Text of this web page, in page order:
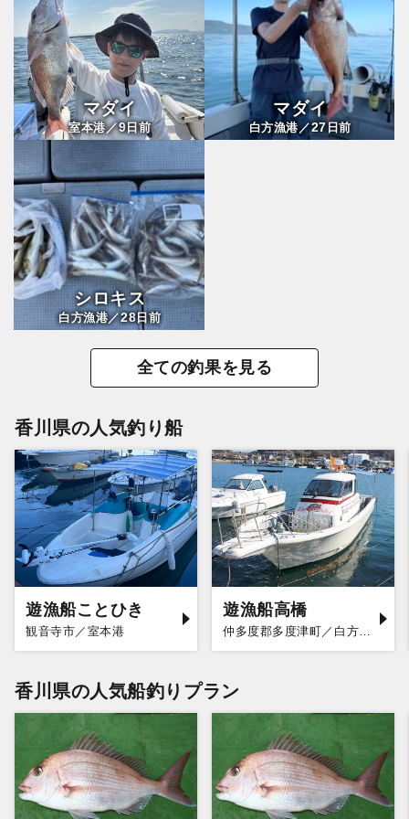
マダイ
室本港／9日前
マダイ
白方漁港／27日前
シロキス
白方漁港／28日前
全ての釣果を見る
香川県の人気釣り船
遊漁船ことひき
観音寺市／室本港
遊漁船高橋
仲多度郡多度津町／白方漁港
香川県の人気船釣りプラン